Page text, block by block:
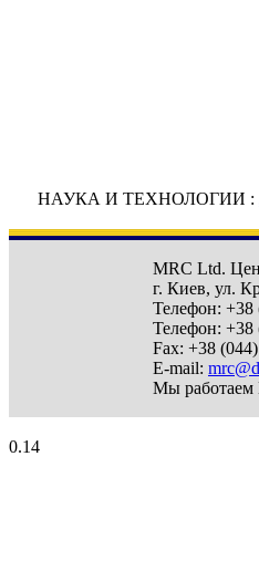
НАУКА И ТЕХНОЛОГИИ :
MRC Ltd.
г. Киев, ул.
Телефон: +38
Телефон: +38
Fax: +38
E-mail:
Мы работаем
0.14